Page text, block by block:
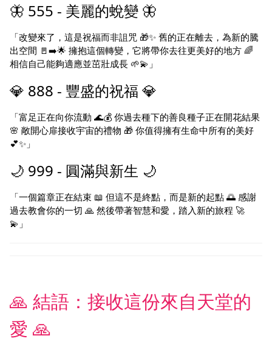
🦋 555 - 美麗的蛻變 🦋
「改變來了，這是祝福而非詛咒 🎁✨ 舊的正在離去，為新的騰
出空間 🚪➡️🌟 擁抱這個轉變，它將帶你去往更美好的地方 🌈
相信自己能夠適應並茁壯成長 🌱💫」
💎 888 - 豐盛的祝福 💎
「富足正在向你流動 🌊💰 你過去種下的善良種子正在開花結果
🌸 敞開心扉接收宇宙的禮物 🎁 你值得擁有生命中所有的美好
💕✨」
🌙 999 - 圓滿與新生 🌙
「一個篇章正在結束 📖 但這不是終點，而是新的起點 🌅 感謝
過去教會你的一切 🙏 然後帶著智慧和愛，踏入新的旅程 🚀
💫」
🙏 結語：接收這份來自天堂的
愛 🙏